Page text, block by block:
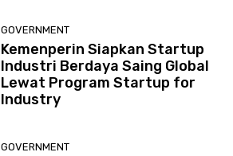
GOVERNMENT
Kemenperin Siapkan Startup
Industri Berdaya Saing Global
Lewat Program Startup for
Industry
GOVERNMENT